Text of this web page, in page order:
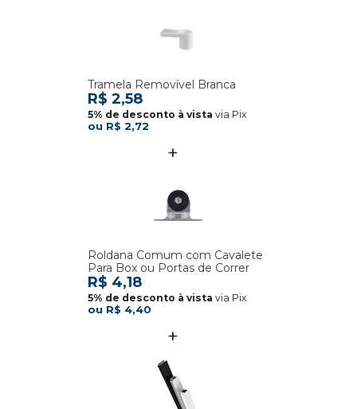
Tramela Removível Branca
R$ 2,72
R$ 2,58
via Pix
Roldana Comum com Cavalete
Para Box ou Portas de Correr
R$ 4,40
R$ 4,18
via Pix